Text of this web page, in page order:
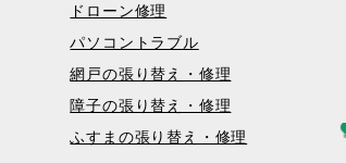
ドローン修理
パソコントラブル
網戸の張り替え・修理
障子の張り替え・修理
ふすまの張り替え・修理